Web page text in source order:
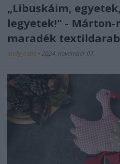
„Libuskáim,
legyetek!" - Márton-
maradék
andy_cube • 2024. november 07.